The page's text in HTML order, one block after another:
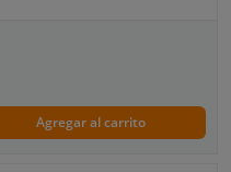
Agregar al carrito